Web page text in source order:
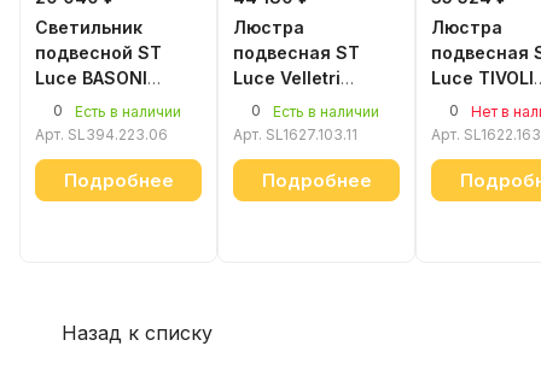
Светильник
подвесной ST
Luce BASONI
SL394.223.06
0
Есть в наличии
Арт. SL394.223.06
Подробнее
Люстра
подвесная ST
Luce Velletri
SL1627.103.11
0
Есть в наличии
Арт. SL1627.103.11
Подробнее
Люстра
подвесная
Luce TIVOLI
0
Нет в
Арт.
Назад к списку